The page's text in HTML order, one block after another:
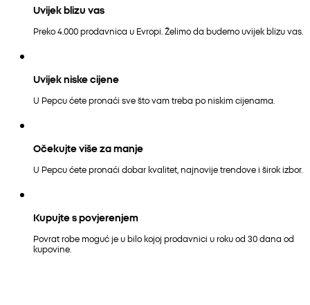
Uvijek blizu vas
Preko 4.000 prodavnica u Evropi. Želimo da budemo uvijek blizu vas.
Uvijek niske cijene
U Pepcu ćete pronaći sve što vam treba po niskim cijenama.
Očekujte više za manje
U Pepcu ćete pronaći dobar kvalitet, najnovije trendove i širok izbor.
Kupujte s povjerenjem
Povrat robe moguć je u bilo kojoj prodavnici u roku od 30 dana od
kupovine.